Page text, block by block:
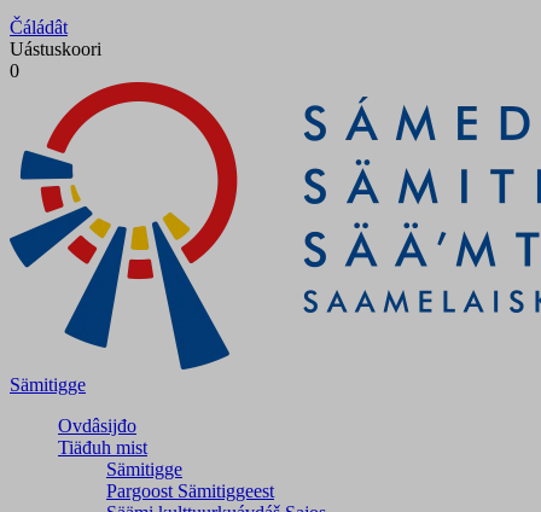
Čáládât
Uástuskoori
0
Sämitigge
Ovdâsijđo
Tiäđuh mist
Sämitigge
Pargoost Sämitiggeest